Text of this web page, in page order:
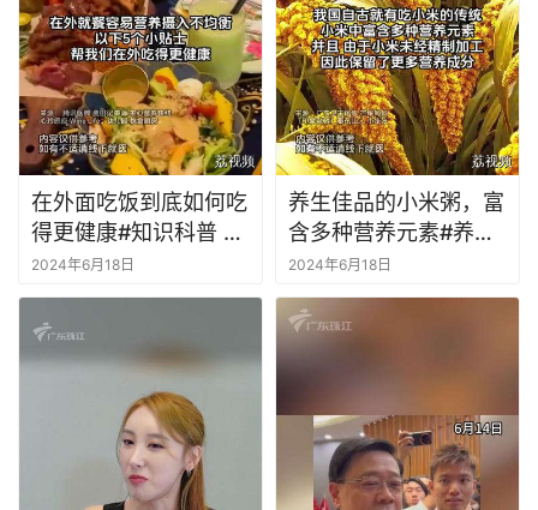
在外面吃饭到底如何吃
得更健康#知识科普 #
日常饮食小常识 #健康
科普 #饮食 #万万想不
到
2024年6月18日
养生佳品的小米粥，富
含多种营养元素#养生
#健康科普 #饮食 #知
识科普 #日常饮食小常
识
2024年6月18日